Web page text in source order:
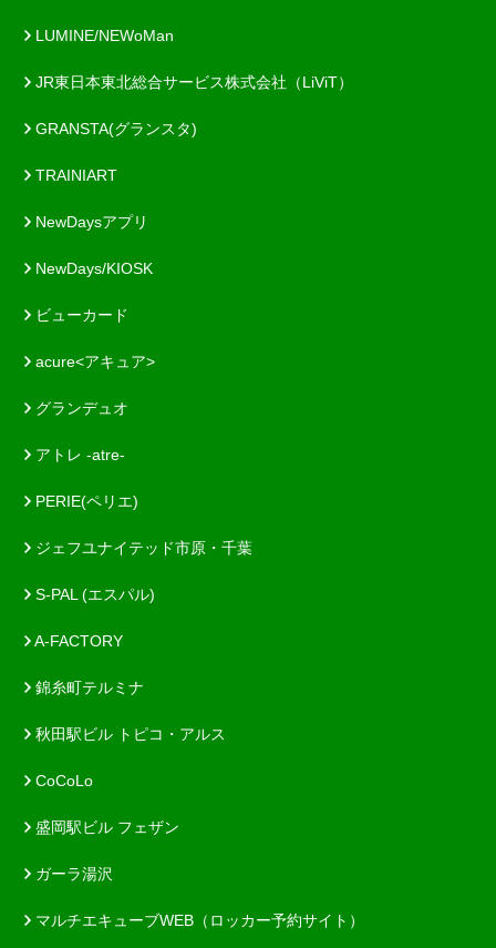
LUMINE/NEWoMan
JR東日本東北総合サービス株式会社（LiViT）
GRANSTA(グランスタ)
TRAINIART
NewDaysアプリ
NewDays/KIOSK
ビューカード
acure<アキュア>
グランデュオ
アトレ -atre-
PERIE(ペリエ)
ジェフユナイテッド市原・千葉
S-PAL (エスパル)
A-FACTORY
錦糸町テルミナ
秋田駅ビル トピコ・アルス
CoCoLo
盛岡駅ビル フェザン
ガーラ湯沢
マルチエキューブWEB（ロッカー予約サイト）